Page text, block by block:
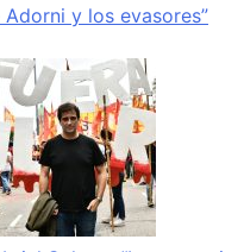
Adorni y los evasores”